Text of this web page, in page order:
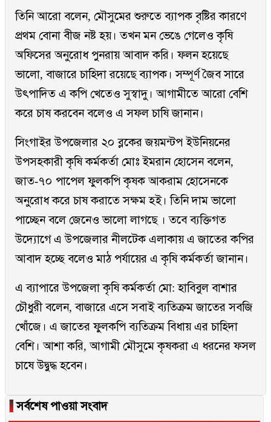
তিনি আরো বলেন, মৌসুমের শুরুতে ব্যাপক বৃষ্টির কারণে
প্রথম বোনা বীজ নষ্ট হয়। তখন মন ভেঙে গেলেও কৃষি
অফিসের অনুরোধ পুনরায় আবাদ করি। ফলন হয়েছে
ভালো, বাজারে চাহিদা রয়েছে ব্যাপক। সম্পূর্ণ জৈব সারে
উৎপাদিত এ কপি খেতেও সুস্বাদু। আগামীতে আরো বেশি
করে চাষ করবেন বলেও এ সফল চাষি জানান।
সিংগাইর উপজেলার ২০ ব্লকের জয়মন্টপ ইউনিয়নের
উপসহকারী কৃষি কর্মকর্তা মোঃ ইমরান হোসেন বলেন,
জাত-৭০ পাপেল ফুলকপি কৃষক আকরাম হোসেনকে
অনুরোধ করে চাষ করাতে সক্ষম হই। তিনি দাম ভালো
পাচ্ছেন বলে জেনেও ভালো লাগছে । তবে ব্যক্তিগত
উদ্যোগে এ উপজেলার নীলটেক এলাকায় এ জাতের কপির
আবাদ হচ্ছে বলেও মাঠ পর্যায়ের এ কৃষি কর্মকর্তা জানান।
এ ব্যাপারে উপজেলা কৃষি কর্মকর্তা মো: হাবিবুল বাশার
চৌধুরী বলেন, বাজারে এসে সবাই ব্যতিক্রম জাতের সবজি
খোঁজে। এ জাতের ফুলকপি ব্যতিক্রম বিধায় এর চাহিদা
বেশি। আশা করি, আগামী মৌসুমে কৃষকরা এ ধরনের ফসল
চাষে উদ্বুদ্ধ হবেন।
▐সর্বশেষ পাওয়া সংবাদ